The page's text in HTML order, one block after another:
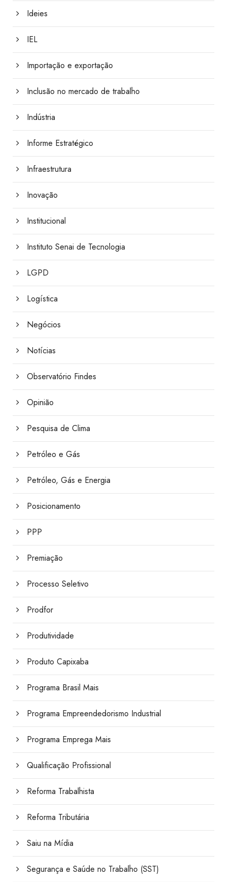
Ideies
IEL
Importação e exportação
Inclusão no mercado de trabalho
Indústria
Informe Estratégico
Infraestrutura
Inovação
Institucional
Instituto Senai de Tecnologia
LGPD
Logística
Negócios
Notícias
Observatório Findes
Opinião
Pesquisa de Clima
Petróleo e Gás
Petróleo, Gás e Energia
Posicionamento
PPP
Premiação
Processo Seletivo
Prodfor
Produtividade
Produto Capixaba
Programa Brasil Mais
Programa Empreendedorismo Industrial
Programa Emprega Mais
Qualificação Profissional
Reforma Trabalhista
Reforma Tributária
Saiu na Mídia
Segurança e Saúde no Trabalho (SST)